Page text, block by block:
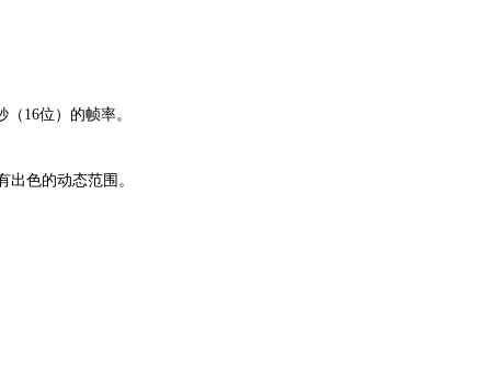
16位）的帧率。
色的动态范围。